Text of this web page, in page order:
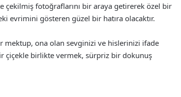
fotoğraflarını bir araya getirerek özel bir
evrimini gösteren güzel bir hatıra olacaktır.
mektup, ona olan sevginizi ve hislerinizi ifade
çiçekle birlikte vermek, sürpriz bir dokunuş